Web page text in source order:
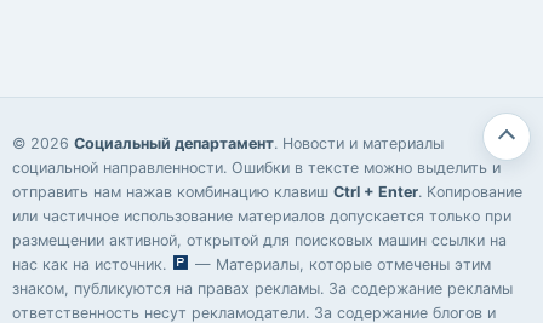
© 2026 Социальный департамент. Новости и материалы
социальной направленности. Ошибки в тексте можно выделить и
отправить нам нажав комбинацию клавиш Ctrl + Enter. Копирование
или частичное использование материалов допускается только при
размещении активной, открытой для поисковых машин ссылки на
нас как на источник.
— Материалы, которые отмечены этим
знаком, публикуются на правах рекламы. За содержание рекламы
ответственность несут рекламодатели. За содержание блогов и